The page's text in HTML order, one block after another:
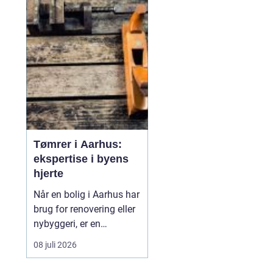
fra uge til uge. Derfor
giver det god...
Tømrer i Aarhus:
ekspertise i byens
hjerte
Når en bolig i Aarhus har
brug for renovering eller
nybyggeri, er en
kompetent tømrer
uundværlig. Aarhus'
08 juli 2026